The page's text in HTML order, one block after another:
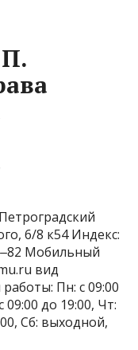
6/8 к54 Индекс:
Мобильный
вид
Пн: с 09:00
09:00 до 19:00, Чт:
Сб: выходной,